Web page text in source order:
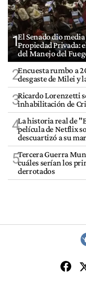
1El Senado dio
Propiedad Privada:
del Manejo del
2Encuesta rumbo a
desgaste de Milei y
3Ricardo Lorenzetti
inhabilitación de
4La historia real de
película de Netflix
descuartizó a su
5Tercera Guerra
cuáles serían los
derrotados